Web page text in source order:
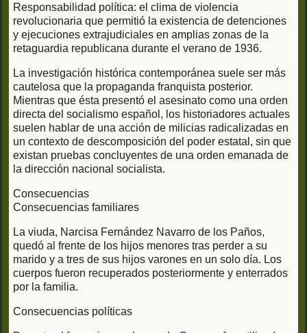
Responsabilidad política: el clima de violencia
revolucionaria que permitió la existencia de detenciones
y ejecuciones extrajudiciales en amplias zonas de la
retaguardia republicana durante el verano de 1936.
La investigación histórica contemporánea suele ser más
cautelosa que la propaganda franquista posterior.
Mientras que ésta presentó el asesinato como una orden
directa del socialismo español, los historiadores actuales
suelen hablar de una acción de milicias radicalizadas en
un contexto de descomposición del poder estatal, sin que
existan pruebas concluyentes de una orden emanada de
la dirección nacional socialista.
Consecuencias
Consecuencias familiares
La viuda, Narcisa Fernández Navarro de los Paños,
quedó al frente de los hijos menores tras perder a su
marido y a tres de sus hijos varones en un solo día. Los
cuerpos fueron recuperados posteriormente y enterrados
por la familia.
Consecuencias políticas